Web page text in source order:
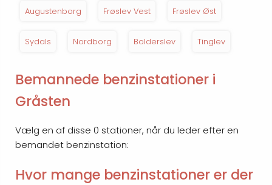
Augustenborg Frøslev Vest Frøslev Øst
Sydals Nordborg Bolderslev Tinglev
Bemannede benzinstationer i
Gråsten
Vælg en af disse 0 stationer, når du leder efter en
bemandet benzinstation:
Hvor mange benzinstationer er der